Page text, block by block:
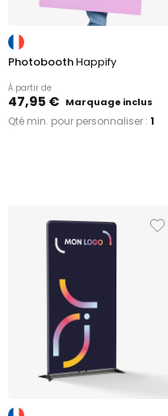
PhotoboothHappify
À partir de
47,95 € Marquage inclus
Qté min. pour personnaliser : 1